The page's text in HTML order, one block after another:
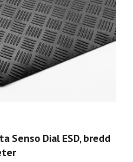
Senso Dial ESD, bredd